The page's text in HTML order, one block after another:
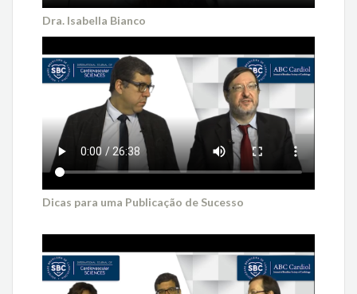
Dra. Isabella Bianco
Dicas para uma Publicação de Sucesso